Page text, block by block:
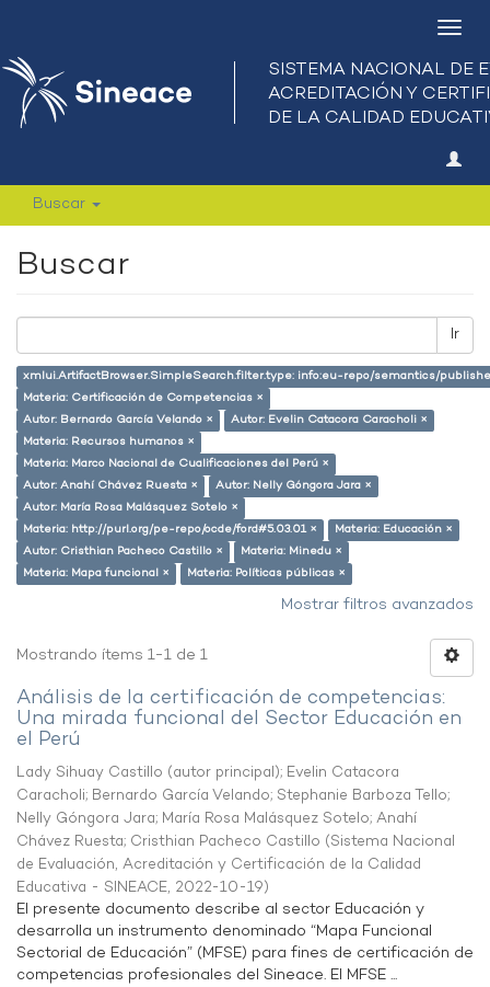
Buscar
Buscar
Ir
xmlui.ArtifactBrowser.SimpleSearch.filter.type: info:eu-repo/semantics/
Materia: Certificación de Competencias ×
Autor: Bernardo García Velando ×
Autor: Evelin Catacora Caracholi ×
Materia: Recursos humanos ×
Materia: Marco Nacional de Cualificaciones del Perú ×
Autor: Anahí Chávez Ruesta ×
Autor: Nelly Góngora Jara ×
Autor: María Rosa Malásquez Sotelo ×
Materia: http://purl.org/pe-repo/ocde/ford#5.03.01 ×
Materia: Educación ×
Autor: Cristhian Pacheco Castillo ×
Materia: Minedu ×
Materia: Mapa funcional ×
Materia: Políticas públicas ×
Mostrar filtros avanzados
Mostrando ítems 1-1 de 1
Análisis de la certificación de competencias:
Una mirada funcional del Sector Educación en
el Perú
Lady Sihuay Castillo (autor principal); Evelin Catacora
Caracholi; Bernardo García Velando; Stephanie Barboza Tello;
Nelly Góngora Jara; María Rosa Malásquez Sotelo; Anahí
Chávez Ruesta; Cristhian Pacheco Castillo (Sistema Nacional
de Evaluación, Acreditación y Certificación de la Calidad
Educativa - SINEACE, 2022-10-19)
El presente documento describe al sector Educación y
desarrolla un instrumento denominado “Mapa Funcional
Sectorial de Educación” (MFSE) para fines de certificación de
competencias profesionales del Sineace. El MFSE ...